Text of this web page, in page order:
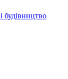
будівництво